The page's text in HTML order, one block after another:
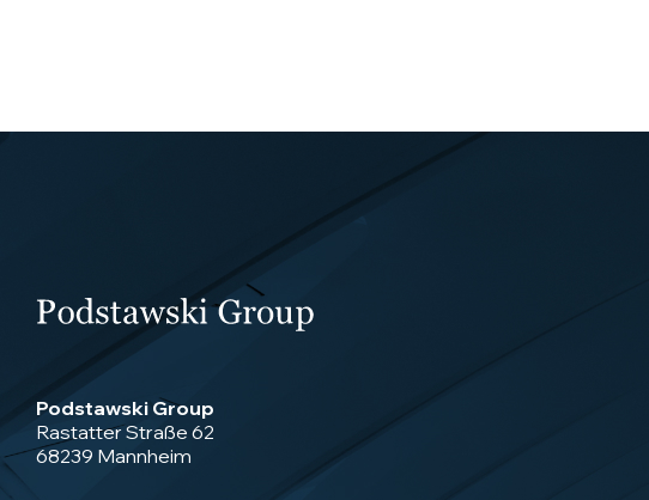
Podstawski Group
Rastatter Straße 62
68239 Mannheim